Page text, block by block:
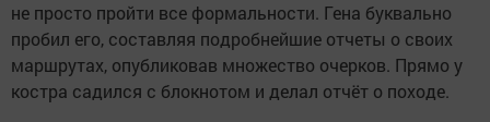
не просто пройти все формальности. Гена буквально
пробил его, составляя подробнейшие отчеты о своих
маршрутах, опубликовав множество очерков. Прямо у
костра садился с блокнотом и делал отчёт о походе.